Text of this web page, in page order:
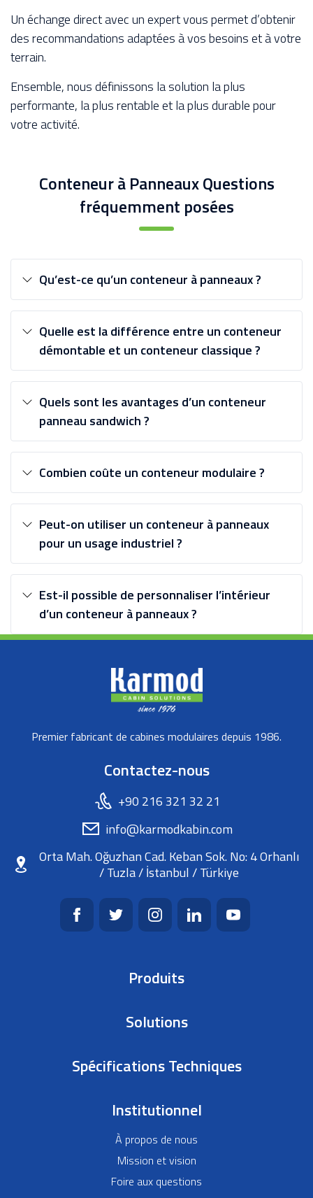
Un échange direct avec un expert vous permet d’obtenir
des recommandations adaptées à vos besoins et à votre
terrain.
Ensemble, nous définissons la solution la plus
performante, la plus rentable et la plus durable pour
votre activité.
Conteneur à Panneaux Questions
fréquemment posées
Qu’est-ce qu’un conteneur à panneaux ?
Quelle est la différence entre un conteneur
démontable et un conteneur classique ?
Quels sont les avantages d’un conteneur
panneau sandwich ?
Combien coûte un conteneur modulaire ?
Peut-on utiliser un conteneur à panneaux
pour un usage industriel ?
Est-il possible de personnaliser l’intérieur
d’un conteneur à panneaux ?
Premier fabricant de cabines modulaires depuis 1986.
Contactez-nous
+90 216 321 32 21
info@karmodkabin.com
Orta Mah. Oğuzhan Cad. Keban Sok. No: 4 Orhanlı
/ Tuzla / İstanbul / Türkiye
Produits
Solutions
Spécifications Techniques
Institutionnel
À propos de nous
Mission et vision
Foire aux questions